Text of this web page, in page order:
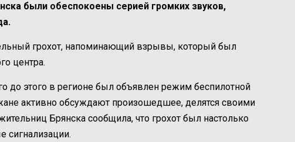
были обеспокоены серией громких звуков,
грохот, напоминающий взрывы, который был
центра.
до этого в регионе был объявлен режим беспилотной
активно обсуждают произошедшее, делятся своими
Брянска сообщила, что грохот был настолько
сигнализации.